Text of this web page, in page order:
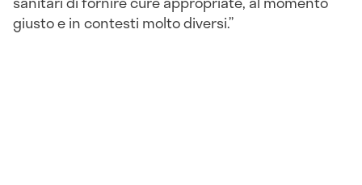
giusto e in contesti molto diversi.”